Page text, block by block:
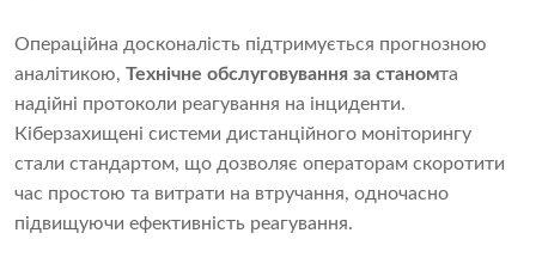
Операційна досконалість підтримується прогнозною
аналітикою, Технічне обслуговування за станомта
надійні протоколи реагування на інциденти.
Кіберзахищені системи дистанційного моніторингу
стали стандартом, що дозволяє операторам скоротити
час простою та витрати на втручання, одночасно
підвищуючи ефективність реагування.